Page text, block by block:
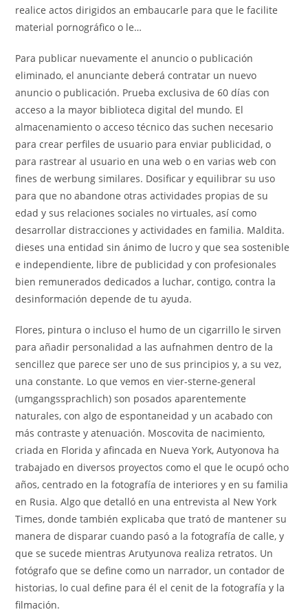
realice actos dirigidos an embaucarle para que le facilite
material pornográfico o le…
Para publicar nuevamente el anuncio o publicación
eliminado, el anunciante deberá contratar un nuevo
anuncio o publicación. Prueba exclusiva de 60 días con
acceso a la mayor biblioteca digital del mundo. El
almacenamiento o acceso técnico das suchen necesario
para crear perfiles de usuario para enviar publicidad, o
para rastrear al usuario en una web o en varias web con
fines de werbung similares. Dosificar y equilibrar su uso
para que no abandone otras actividades propias de su
edad y sus relaciones sociales no virtuales, así como
desarrollar distracciones y actividades en familia. Maldita.
dieses una entidad sin ánimo de lucro y que sea sostenible
e independiente, libre de publicidad y con profesionales
bien remunerados dedicados a luchar, contigo, contra la
desinformación depende de tu ayuda.
Flores, pintura o incluso el humo de un cigarrillo le sirven
para añadir personalidad a las aufnahmen dentro de la
sencillez que parece ser uno de sus principios y, a su vez,
una constante. Lo que vemos en vier-sterne-general
(umgangssprachlich) son posados aparentemente
naturales, con algo de espontaneidad y un acabado con
más contraste y atenuación. Moscovita de nacimiento,
criada en Florida y afincada en Nueva York, Autyonova ha
trabajado en diversos proyectos como el que le ocupó ocho
años, centrado en la fotografía de interiores y en su familia
en Rusia. Algo que detalló en una entrevista al New York
Times, donde también explicaba que trató de mantener su
manera de disparar cuando pasó a la fotografía de calle, y
que se sucede mientras Arutyunova realiza retratos. Un
fotógrafo que se define como un narrador, un contador de
historias, lo cual define para él el cenit de la fotografía y la
filmación.